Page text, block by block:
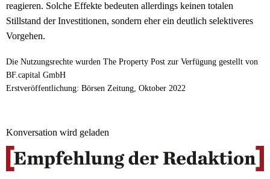
reagieren. Solche Effekte bedeuten allerdings keinen totalen
Stillstand der Investitionen, sondern eher ein deutlich selektiveres
Vorgehen.
Die Nutzungsrechte wurden The Property Post zur Verfügung gestellt von
BF.capital GmbH
Erstveröffentlichung: Börsen Zeitung, Oktober 2022
Konversation wird geladen